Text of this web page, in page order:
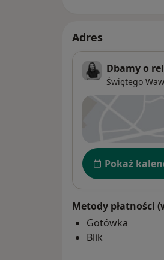
Adres
Dbamy o
Świętego
Dostępność
Pokaż
Metody płatności
Gotówka
Blik